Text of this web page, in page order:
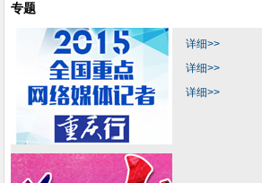
专题
详细>>
详细>>
详细>>